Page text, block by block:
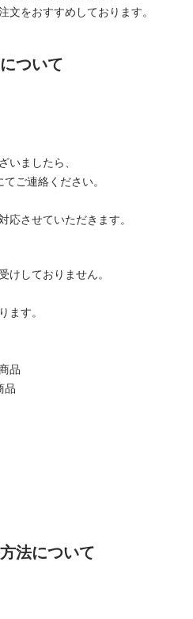
文をおすすめしております。
ついて
いましたら、
ご連絡ください。
応させていただきます。
けしておりません。
ます。
品
品
法について